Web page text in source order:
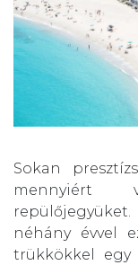
Sokan
mennyiért
néhány évvel
trükkökkel egy